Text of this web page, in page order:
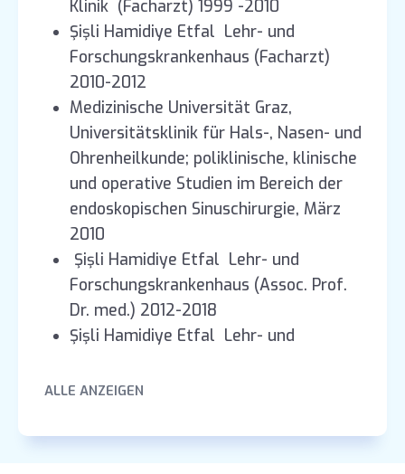
Klinik (Facharzt) 1999 -2010
Şişli Hamidiye Etfal Lehr- und
Forschungskrankenhaus (Facharzt)
2010-2012
Medizinische Universität Graz,
Universitätsklinik für Hals-, Nasen- und
Ohrenheilkunde; poliklinische, klinische
und operative Studien im Bereich der
endoskopischen Sinuschirurgie, März
2010
Şişli Hamidiye Etfal Lehr- und
Forschungskrankenhaus (Assoc. Prof.
Dr. med.) 2012-2018
Şişli Hamidiye Etfal Lehr- und
med. und Ärztlicher Leiter der Klinik)
ALLE ANZEIGEN